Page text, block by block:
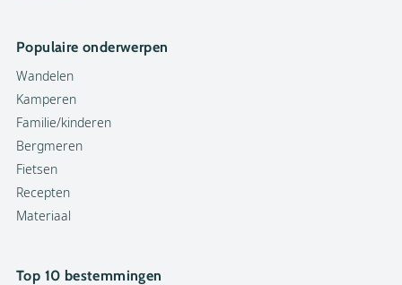
Populaire onderwerpen
Wandelen
Kamperen
Familie/kinderen
Bergmeren
Fietsen
Recepten
Materiaal
Top 10 bestemmingen